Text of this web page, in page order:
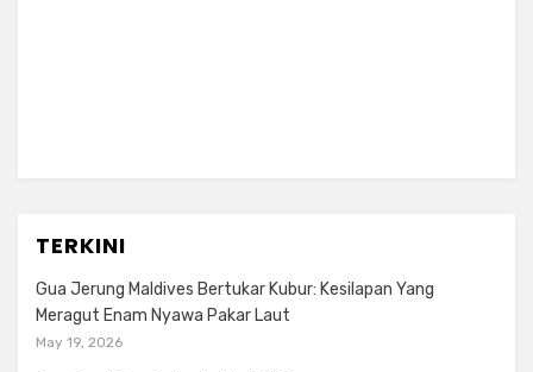
TERKINI
Gua Jerung Maldives Bertukar Kubur: Kesilapan Yang
Meragut Enam Nyawa Pakar Laut
May 19, 2026